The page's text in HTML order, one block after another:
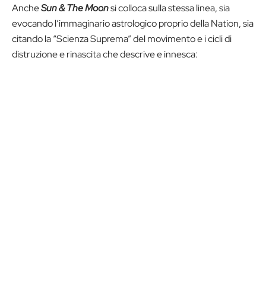
AncheSun & The Moonsi colloca sulla stessa linea, sia
evocando l’immaginario astrologico proprio della Nation, sia
citando la “Scienza Suprema” del movimento e i cicli di
distruzione e rinascita che descrive e innesca: